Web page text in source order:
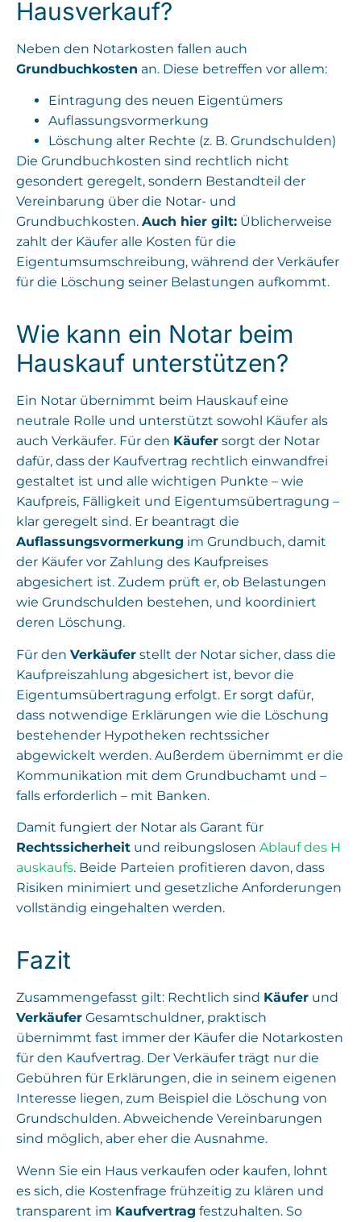
Hausverkauf?
Neben den Notarkosten fallen auch
Grundbuchkosten an. Diese betreffen vor allem:
Eintragung des neuen Eigentümers
Auflassungsvormerkung
Löschung alter Rechte (z. B. Grundschulden)
Die Grundbuchkosten sind rechtlich nicht
gesondert geregelt, sondern Bestandteil der
Vereinbarung über die Notar- und
Grundbuchkosten. Auch hier gilt: Üblicherweise
zahlt der Käufer alle Kosten für die
Eigentumsumschreibung, während der Verkäufer
für die Löschung seiner Belastungen aufkommt.
Wie kann ein Notar beim
Hauskauf unterstützen?
Ein Notar übernimmt beim Hauskauf eine
neutrale Rolle und unterstützt sowohl Käufer als
auch Verkäufer. Für den Käufer sorgt der Notar
dafür, dass der Kaufvertrag rechtlich einwandfrei
gestaltet ist und alle wichtigen Punkte – wie
Kaufpreis, Fälligkeit und Eigentumsübertragung –
klar geregelt sind. Er beantragt die
Auflassungsvormerkung im Grundbuch, damit
der Käufer vor Zahlung des Kaufpreises
abgesichert ist. Zudem prüft er, ob Belastungen
wie Grundschulden bestehen, und koordiniert
deren Löschung.
Für den Verkäufer stellt der Notar sicher, dass die
Kaufpreiszahlung abgesichert ist, bevor die
Eigentumsübertragung erfolgt. Er sorgt dafür,
dass notwendige Erklärungen wie die Löschung
bestehender Hypotheken rechtssicher
abgewickelt werden. Außerdem übernimmt er die
Kommunikation mit dem Grundbuchamt und –
falls erforderlich – mit Banken.
Damit fungiert der Notar als Garant für
Rechtssicherheit und reibungslosen Ablauf des H
auskaufs. Beide Parteien profitieren davon, dass
Risiken minimiert und gesetzliche Anforderungen
vollständig eingehalten werden.
Fazit
Zusammengefasst gilt: Rechtlich sind Käufer und
Verkäufer Gesamtschuldner, praktisch
übernimmt fast immer der Käufer die Notarkosten
für den Kaufvertrag. Der Verkäufer trägt nur die
Gebühren für Erklärungen, die in seinem eigenen
Interesse liegen, zum Beispiel die Löschung von
Grundschulden. Abweichende Vereinbarungen
sind möglich, aber eher die Ausnahme.
Wenn Sie ein Haus verkaufen oder kaufen, lohnt
es sich, die Kostenfrage frühzeitig zu klären und
transparent im Kaufvertrag festzuhalten. So